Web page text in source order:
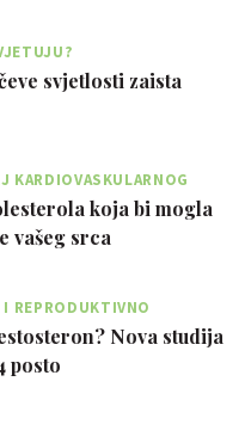
svjetlosti zaista
KARDIOVASKULARNOG
koja bi mogla
vašeg srca
REPRODUKTIVNO
Nova studija
posto